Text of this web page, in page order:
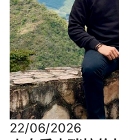
22/06/2026